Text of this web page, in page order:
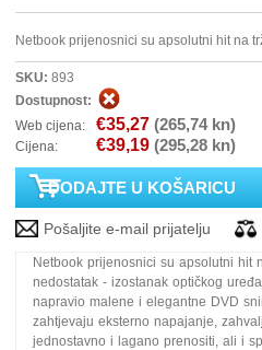
PROJEKTORI
Netbook prijenosnici su apsolutni hit na
SKU:893
Dostupnost:
Web cijena:
€35,27 (265,74 kn)
Cijena: €39,19 (295,28 kn)
Netbook prijenosnici su apsolutni hit
nedostatak - izostanak optičkog
napravio malene i elegantne DVD
zahtjevaju eksterno napajanje,
jednostavno i lagano prenositi, ali i